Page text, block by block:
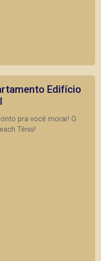
Edifício
pra você morar! O
Tênis!